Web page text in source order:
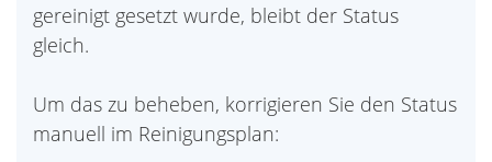
gereinigt gesetzt wurde, bleibt der Status
gleich.
Um das zu beheben, korrigieren Sie den Status
manuell im Reinigungsplan: